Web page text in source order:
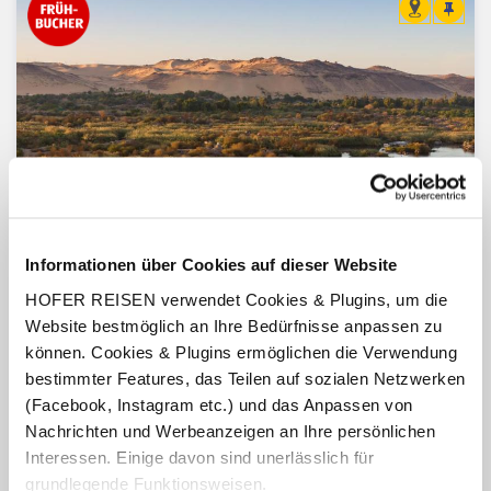
Informationen über Cookies auf dieser Website
HOFER REISEN verwendet Cookies & Plugins, um die
Website bestmöglich an Ihre Bedürfnisse anpassen zu
können. Cookies & Plugins ermöglichen die Verwendung
bestimmter Features, das Teilen auf sozialen Netzwerken
(Facebook, Instagram etc.) und das Anpassen von
Nachrichten und Werbeanzeigen an Ihre persönlichen
Interessen. Einige davon sind unerlässlich für
grundlegende Funktionsweisen.
Ägypten - Nilkreuzfahrt & Baden
Ägypten
5-Sterne-Nilkreuzfahrt & All-inclusive-Strandurlaub
Nile Crown
und Hotel Palm Beach
Vollpension und All-inclusive
11 Tage / 10 Nächte
inkl. Flug ab/bis Wien
Termine:18.10.26-24.03.27